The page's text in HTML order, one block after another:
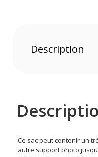
Description
Ce sac peut contenir un
autre support photo